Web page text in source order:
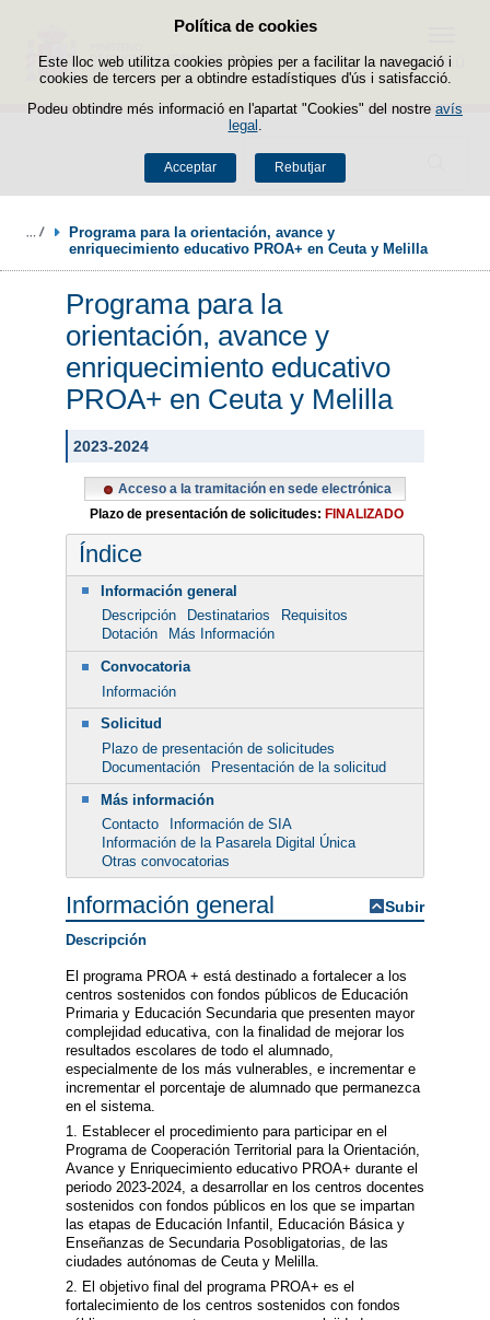
Política de cookies
Este lloc web utilitza cookies pròpies per a facilitar la navegació i
cookies de tercers per a obtindre estadístiques d'ús i satisfacció.
Podeu obtindre més informació en l'apartat "Cookies" del nostre avís
legal
Acceptar Rebutjar
Passar al contingut
Buscador
Menú
Programa para la orientación, avance y
enriquecimiento educativo PROA+ en Ceuta y Melilla
Programa para la
orientación, avance y
enriquecimiento educativo
PROA+ en Ceuta y Melilla
2023-2024
Acceso a la tramitación en sede electrónica
Plazo de presentación de solicitudes: FINALIZADO
Índice
Información general
Descripción
Destinatarios
Requisitos
Dotación
Más Información
Convocatoria
Información
Solicitud
Plazo de presentación de solicitudes
Documentación
Presentación de la solicitud
Más información
Contacto
Información de SIA
Información de la Pasarela Digital Única
Otras convocatorias
Información general Subir
Descripción
El programa PROA + está destinado a fortalecer a los
centros sostenidos con fondos públicos de Educación
Primaria y Educación Secundaria que presenten mayor
complejidad educativa, con la finalidad de mejorar los
resultados escolares de todo el alumnado,
especialmente de los más vulnerables, e incrementar e
incrementar el porcentaje de alumnado que permanezca
en el sistema.
1. Establecer el procedimiento para participar en el
Programa de Cooperación Territorial para la Orientación,
Avance y Enriquecimiento educativo PROA+ durante el
periodo 2023-2024, a desarrollar en los centros docentes
sostenidos con fondos públicos en los que se impartan
las etapas de Educación Infantil, Educación Básica y
Enseñanzas de Secundaria Posobligatorias, de las
ciudades autónomas de Ceuta y Melilla.
2. El objetivo final del programa PROA+ es el
fortalecimiento de los centros sostenidos con fondos